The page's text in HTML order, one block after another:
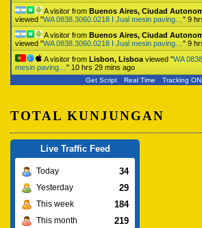
A visitor from Buenos Aires, Ciudad
viewed "WA 0838.3060.0218 I Jual mesin paving… " 9
A visitor from Buenos Aires, Ciudad
viewed "WA 0838.3060.0218 I Jual mesin paving… " 9
A visitor from Lisbon, Lisboa viewed "WA
mesin paving… " 10 hrs 29 mins ago
Get Script Real Time Tracking ON
TOTAL KUNJUNGAN
Live Traffic Feed
Today 34
Yesterday 29
This week 184
This month 219